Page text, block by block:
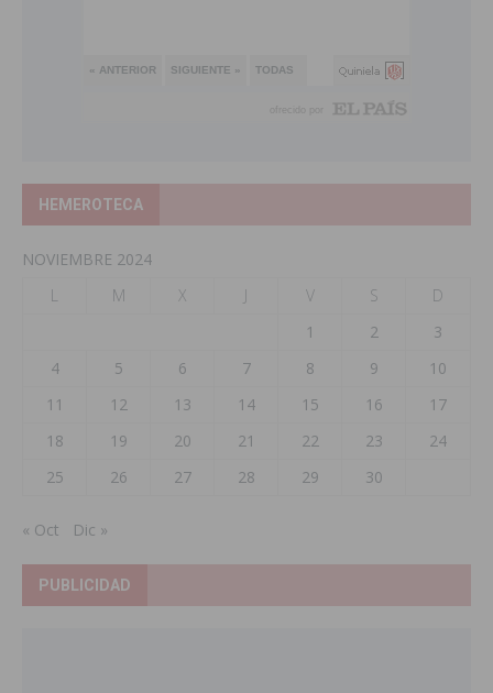
HEMEROTECA
NOVIEMBRE 2024
L
M X J V S
D
1
2
3
4
5 6 7 8 9
10
11
12 13 14 15 16
17
18
19 20 21 22 23
24
25
26 27 28 29 30
« Oct Dic »
PUBLICIDAD